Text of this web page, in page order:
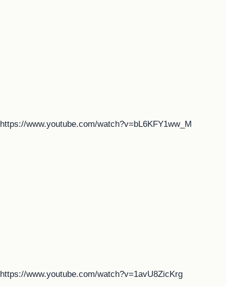
https://www.youtube.com/watch?v=bL6KFY1ww_M
https://www.youtube.com/watch?v=1avU8ZicKrg